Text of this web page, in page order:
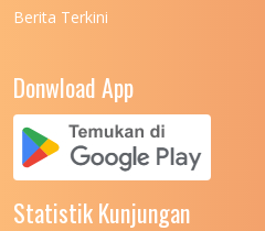
Berita Terkini
Donwload App
Statistik Kunjungan